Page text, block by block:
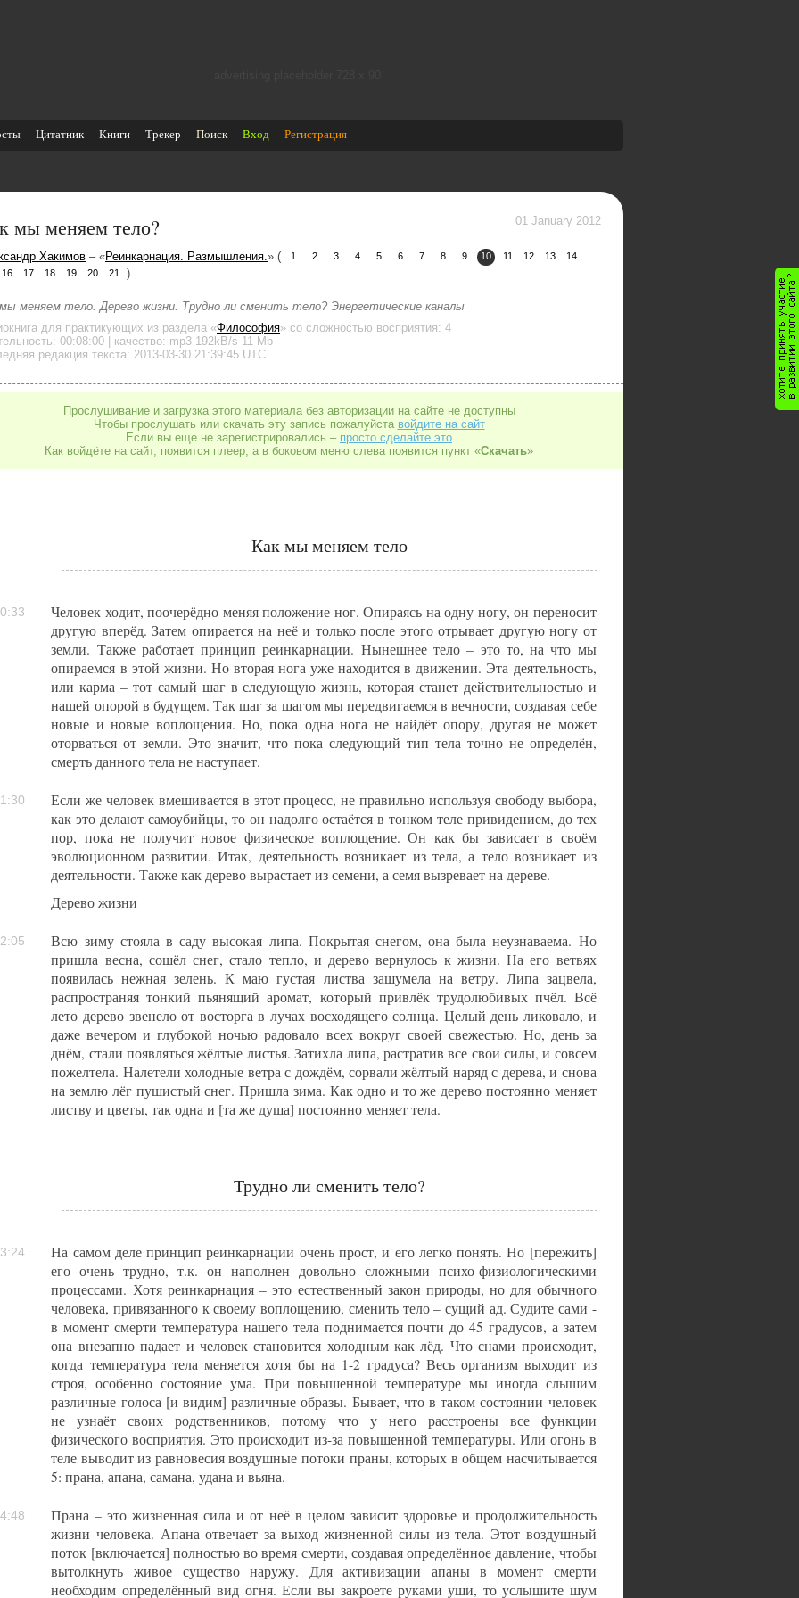
Цитатник Книги Трекер Поиск Вход Регистрация
мы меняем тело? 01 January 2012
Хакимов – «Реинкарнация. Размышления. » ( 1 2 3 4 5 6 7 8 9 10 11 12 13
14
16 17 18 19 20 21 )
меняем тело. Дерево жизни. Трудно ли сменить тело? Энергетические каналы
для практикующих из раздела «Философия» со сложностью восприятия: 4
00:08:00 | качество: mp3 192kB/s 11 Mb
редакция текста: 2013-03-30 21:39:45 UTC
Прослушивание и загрузка этого материала без авторизации на сайте не доступны
Чтобы прослушать или скачать эту запись пожалуйста войдите на сайт
Если вы еще не зарегистрировались – просто сделайте это
Как войдёте на сайт, появится плеер, а в боковом меню слева появится пункт «Скачать»
Как мы меняем тело
Человек ходит, поочерёдно меняя положение ног. Опираясь на одну ногу, он переносит
другую вперёд. Затем опирается на неё и только после этого отрывает другую ногу от
земли. Также работает принцип реинкарнации. Нынешнее тело – это то, на что мы
опираемся в этой жизни. Но вторая нога уже находится в движении. Эта деятельность,
или карма – тот самый шаг в следующую жизнь, которая станет действительностью и
нашей опорой в будущем. Так шаг за шагом мы передвигаемся в вечности, создавая себе
новые и новые воплощения. Но, пока одна нога не найдёт опору, другая не может
оторваться от земли. Это значит, что пока следующий тип тела точно не определён,
смерть данного тела не наступает.
Если же человек вмешивается в этот процесс, не правильно используя свободу выбора,
как это делают самоубийцы, то он надолго остаётся в тонком теле привидением, до тех
пор, пока не получит новое физическое воплощение. Он как бы зависает в своём
эволюционном развитии. Итак, деятельность возникает из тела, а тело возникает из
деятельности. Также как дерево вырастает из семени, а семя вызревает на дереве.
Дерево жизни
Всю зиму стояла в саду высокая липа. Покрытая снегом, она была неузнаваема. Но
пришла весна, сошёл снег, стало тепло, и дерево вернулось к жизни. На его ветвях
появилась нежная зелень. К маю густая листва зашумела на ветру. Липа зацвела,
распространяя тонкий пьянящий аромат, который привлёк трудолюбивых пчёл. Всё
лето дерево звенело от восторга в лучах восходящего солнца. Целый день ликовало, и
даже вечером и глубокой ночью радовало всех вокруг своей свежестью. Но, день за
днём, стали появляться жёлтые листья. Затихла липа, растратив все свои силы, и совсем
пожелтела. Налетели холодные ветра с дождём, сорвали жёлтый наряд с дерева, и снова
на землю лёг пушистый снег. Пришла зима. Как одно и то же дерево постоянно меняет
листву и цветы, так одна и [та же душа] постоянно меняет тела.
Трудно ли сменить тело?
На самом деле принцип реинкарнации очень прост, и его легко понять. Но [пережить]
его очень трудно, т.к. он наполнен довольно сложными психо-физиологическими
процессами. Хотя реинкарнация – это естественный закон природы, но для обычного
человека, привязанного к своему воплощению, сменить тело – сущий ад. Судите сами -
в момент смерти температура нашего тела поднимается почти до 45 градусов, а затем
она внезапно падает и человек становится холодным как лёд. Что снами происходит,
когда температура тела меняется хотя бы на 1-2 градуса? Весь организм выходит из
строя, особенно состояние ума. При повышенной температуре мы иногда слышим
различные голоса [и видим] различные образы. Бывает, что в таком состоянии человек
не узнаёт своих родственников, потому что у него расстроены все функции
физического восприятия. Это происходит из-за повышенной температуры. Или огонь в
теле выводит из равновесия воздушные потоки праны, которых в общем насчитывается
5: прана, апана, самана, удана и вьяна.
Прана – это жизненная сила и от неё в целом зависит здоровье и продолжительность
жизни человека. Апана отвечает за выход жизненной силы из тела. Этот воздушный
поток [включается] полностью во время смерти, создавая определённое давление, чтобы
вытолкнуть живое существо наружу. Для активизации апаны в момент смерти
необходим определённый вид огня. Если вы закроете руками уши, то услышите шум